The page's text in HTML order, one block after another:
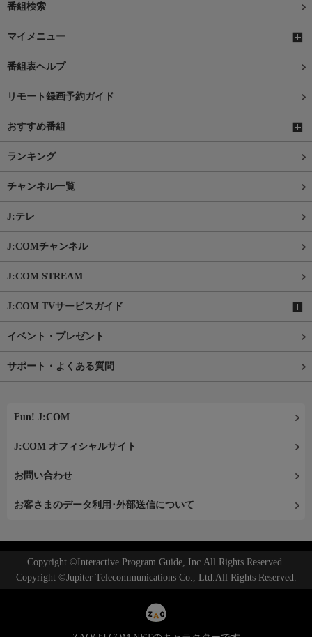
番組検索
マイメニュー
番組表ヘルプ
リモート録画予約ガイド
おすすめ番組
ランキング
チャンネル一覧
J:テレ
J:COMチャンネル
J:COM STREAM
J:COM TVサービスガイド
イベント・プレゼント
サポート・よくある質問
Fun! J:COM
J:COM オフィシャルサイト
お問い合わせ
お客さまのデータ利用･外部送信について
Copyright ©Interactive Program Guide, Inc.All Rights Reserved.
Copyright ©Jupiter Telecommunications Co., Ltd.All Rights Reserved.